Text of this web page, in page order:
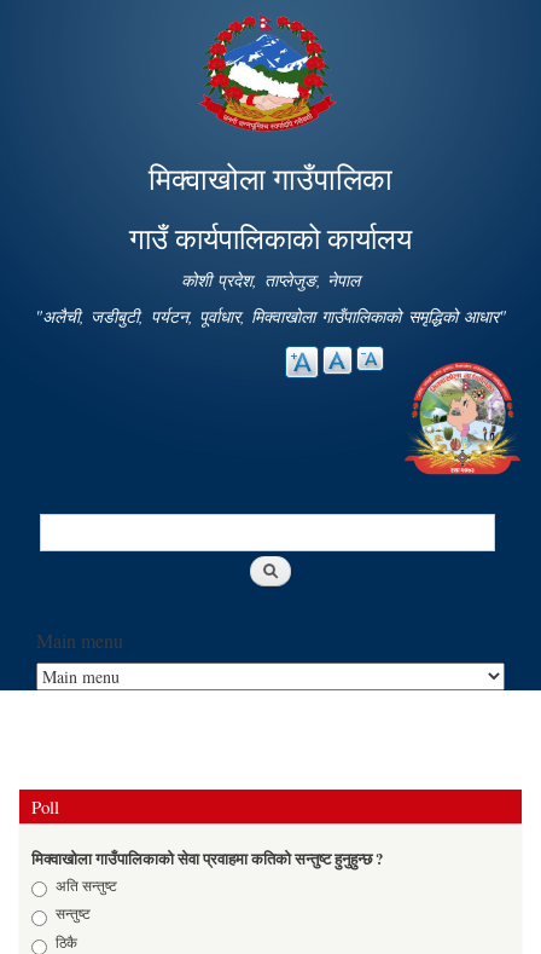
main
content
मिक्वाखोला गाउँपालिका
गाउँ कार्यपालिकाको कार्यालय
कोशी प्रदेश, ताप्लेजुङ, नेपाल
"अलैची, जडीबुटी, पर्यटन, पूर्वाधार, मिक्वाखोला गाउँपालिकाको समृद्धिको आधार"
Search
Main menu
Poll
मिक्वाखोला गाउँपालिकाको सेवा प्रवाहमा कतिको सन्तुष्ट हुनुहुन्छ ?
Choicesअति सन्तुष्ट
सन्तुष्ट
ठिकै